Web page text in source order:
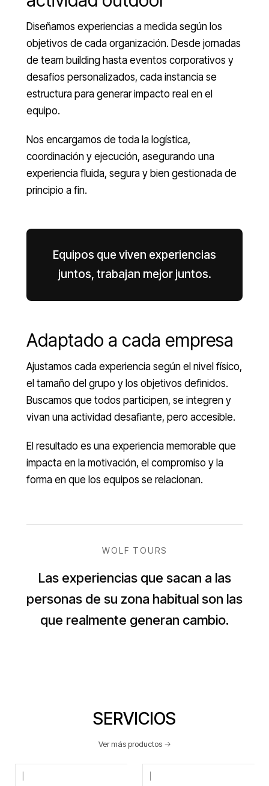
Diseñamos experiencias a medida según los
objetivos de cada organización. Desde jornadas
de team building hasta eventos corporativos y
desafíos personalizados, cada instancia se
estructura para generar impacto real en el
equipo.
Nos encargamos de toda la logística,
coordinación y ejecución, asegurando una
experiencia fluida, segura y bien gestionada de
principio a fin.
Equipos que viven experiencias
juntos, trabajan mejor juntos.
Adaptado a cada empresa
Ajustamos cada experiencia según el nivel físico,
el tamaño del grupo y los objetivos definidos.
Buscamos que todos participen, se integren y
vivan una actividad desafiante, pero accesible.
El resultado es una experiencia memorable que
impacta en la motivación, el compromiso y la
forma en que los equipos se relacionan.
WOLF TOURS
Las experiencias que sacan a las
personas de su zona habitual son las
que realmente generan cambio.
SERVICIOS
Ver más productos